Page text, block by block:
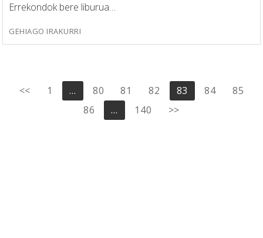
Errekondok bere liburua…
GEHIAGO IRAKURRI
Posts
pagination
<< 1 … 80 81 82 83 84
85
86
… 140 >>